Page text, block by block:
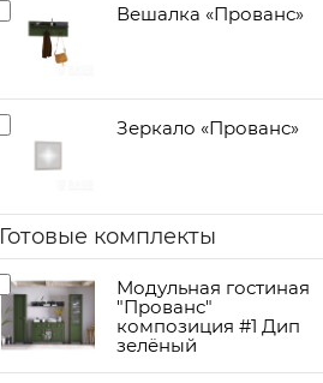
Вешалка «Прованс»
Зеркало «Прованс»
Готовые комплекты
Модульная гостиная
"Прованс"
композиция #1 Дип
зелёный